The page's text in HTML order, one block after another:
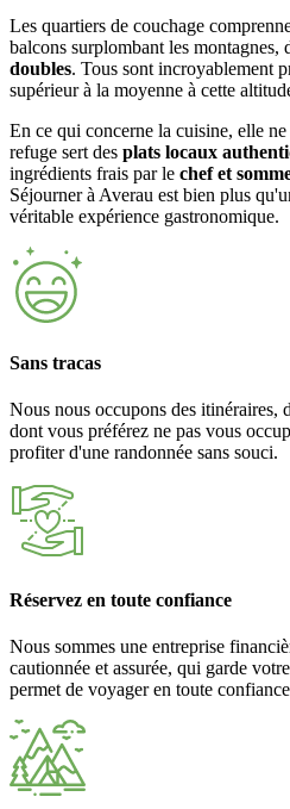
Les quartiers de couchage
balcons surplombant les montagnes,
doubles. Tous sont incroyablement
supérieur à la moyenne à cette
En ce qui concerne la cuisine, elle
refuge sert des plats locaux
ingrédients frais par le chef et
Séjourner à Averau est bien plus
véritable expérience gastronomique.
Sans tracas
Nous nous occupons des itinéraires,
dont vous préférez ne pas vous
profiter d'une randonnée sans souci.
Réservez en toute confiance
Nous sommes une entreprise
cautionnée et assurée, qui garde
permet de voyager en toute